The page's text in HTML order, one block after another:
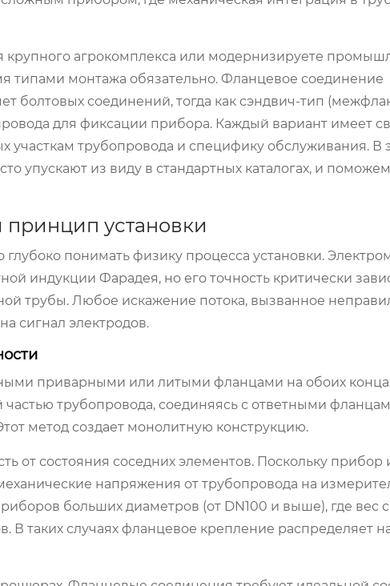
крупного агрокомплекса или модернизируете
монтажа обязательно. Фланцевое соединение
болтовых соединений, тогда как сэндвич-тип
для фиксации прибора. Каждый вариант имеет
трубопровода и специфику обслуживания. В
упускают из виду в стандартных каталогах, и
принцип установки
понимать физику процесса установки.
индукции Фарадея, но его точность критически
трубы. Любое искажение потока, вызванное
сигнал электродов.
приварными или литыми фланцами на обоих
трубопровода, соединяясь с ответными
метод создает монолитную конструкцию.
от состояния соседних элементов. Поскольку прибор
напряжения от трубопровода на
больших диаметров (от DN100 и выше), где вес
В таких случаях фланцевое крепление распределяет